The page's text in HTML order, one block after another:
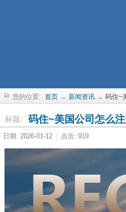
您的位置: 首页 → 新闻资讯 → 码住~
标题: 码住~美国公司怎么
日期: 2026-01-12 点击: 919